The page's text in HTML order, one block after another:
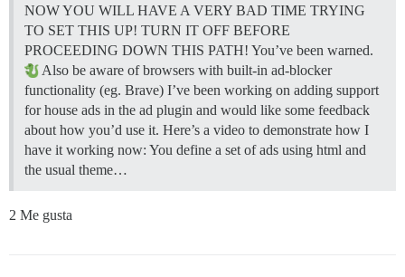
NOW YOU WILL HAVE A VERY BAD TIME TRYING
TO SET THIS UP! TURN IT OFF BEFORE
PROCEEDING DOWN THIS PATH! You’ve been warned.
Also be aware of browsers with built-in ad-blocker
functionality (eg. Brave) I’ve been working on adding support
for house ads in the ad plugin and would like some feedback
about how you’d use it. Here’s a video to demonstrate how I
have it working now: You define a set of ads using html and
the usual theme…
2 Me gusta